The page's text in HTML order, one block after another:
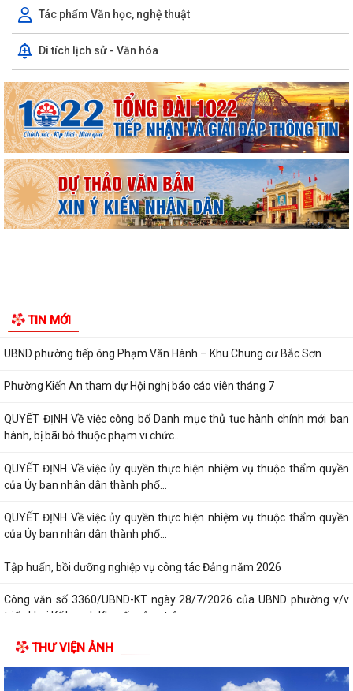
Tác phẩm Văn học, nghệ thuật
Di tích lịch sử - Văn hóa
TIN MỚI
Công văn số 3385/UBND-KT ngày 29/7/2026 của UBND phường v/v
công khai Quyết định của Chủ tịch Ủy...
Công văn số:3384/UBND-KT ngày 29/7/2026 của UBND phường v/v
công khai Quyết định số 2622/QĐ-UBND...
Nghị quyết số 23/2026/NQ-HĐND ngày 28/7/2026 của Hội đồng nhân
dân thành phố Hải Phòng Quy định mức...
Kế hoạch số 274/KH-UBND ngày 30/7/2026 của UBND phường về thực
hiện Nghị quyết số 01/2026/NQ-HĐND,...
Phường Kiến An tặng quà chúc mừng cán bộ, chiến sĩ Lữ đoàn vận tải
653 hoàn thành xuất sắc nhiệm vụ...
trường điện tử, giai đoạn 2
UBND phường tiếp ông Phạm Văn Hành – Khu Chung cư Bắc Sơn
Phường Kiến An tham dự Hội nghị báo cáo viên tháng 7
QUYẾT ĐỊNH Về việc công bố Danh mục thủ tục hành chính mới ban
hành, bị bãi bỏ thuộc phạm vi chức...
QUYẾT ĐỊNH Về việc ủy quyền thực hiện nhiệm vụ thuộc thẩm quyền
của Ủy ban nhân dân thành phố...
QUYẾT ĐỊNH Về việc ủy quyền thực hiện nhiệm vụ thuộc thẩm quyền
của Ủy ban nhân dân thành phố...
Tập huấn, bồi dưỡng nghiệp vụ công tác Đảng năm 2026
Công văn số 3360/UBND-KT ngày 28/7/2026 của UBND phường v/v
triển khai Kế hoạch Khuyến công trên...
Công văn số:3358 /UBND-KT ngày 28/7/2026 của UBND phường về
việc đảm bảo nguồn cung xăng dầu trên...
THƯ VIỆN ẢNH